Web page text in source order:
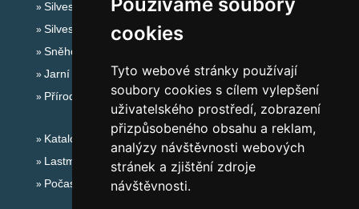
cookies
Tyto webové stránky používají
soubory cookies s cílem vylepšení
uživatelského prostředí, zobrazení
přizpůsobeného obsahu a reklam,
analýzy návštěvnosti webových
stránek a zjištění zdroje
návštěvnosti.
Silvester Krkonoše
Silvestr na horách 2025/26
Sněhové zpravodajství
Jarní prázdniny 2027
Přírodní koupaliště
Katalog ubytování Krkonoše
Lastminute Krkonoše
Počasí na horách